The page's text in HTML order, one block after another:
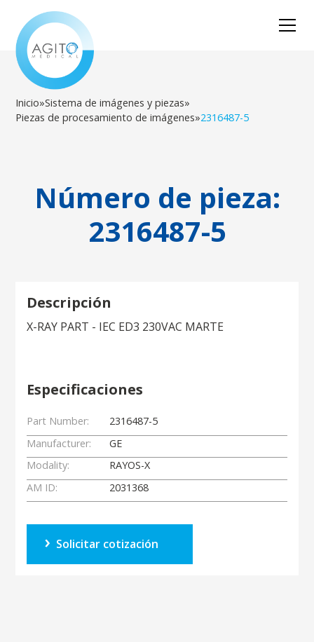
Inicio»Sistema de imágenes y piezas»
Piezas de procesamiento de imágenes»2316487-5
Número de pieza:
2316487-5
Descripción
X-RAY PART - IEC ED3 230VAC MARTE
Especificaciones
Part Number:
2316487-5
Manufacturer:
GE
Modality:
RAYOS-X
AM ID:
2031368
Solicitar cotización